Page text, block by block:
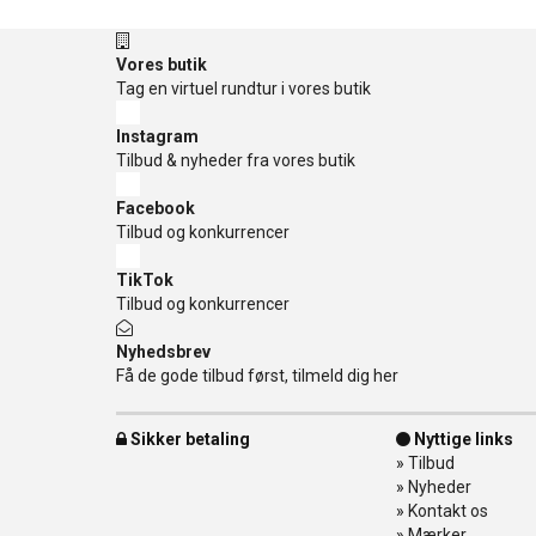
Vores butik
Tag en virtuel rundtur i vores butik
Instagram
Tilbud & nyheder fra vores butik
Facebook
Tilbud og konkurrencer
TikTok
Tilbud og konkurrencer
Nyhedsbrev
Få de gode tilbud først, tilmeld dig her
Sikker betaling
Nyttige links
» Tilbud
» Nyheder
» Kontakt os